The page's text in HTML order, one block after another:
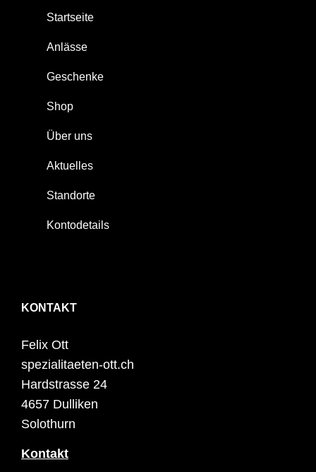
Startseite
Anlässe
Geschenke
Shop
Über uns
Aktuelles
Standorte
Kontodetails
KONTAKT
Felix Ott
spezialitaeten-ott.ch
Hardstrasse 24
4657 Dulliken
Solothurn
Kontakt